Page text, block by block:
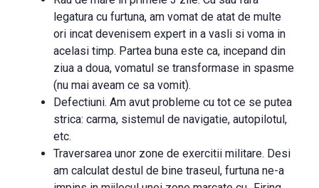
legatura cu furtuna, am vomat de atat de multe
ori incat devenisem expert in a vasli si voma in
acelasi timp. Partea buna este ca, incepand din
ziua a doua, vomatul se transformase in spasme
(nu mai aveam ce sa vomit).
Defectiuni. Am avut probleme cu tot ce se putea
strica: carma, sistemul de navigatie, autopilotul,
etc.
Traversarea unor zone de exercitii militare. Desi
am calculat destul de bine traseul, furtuna ne-a